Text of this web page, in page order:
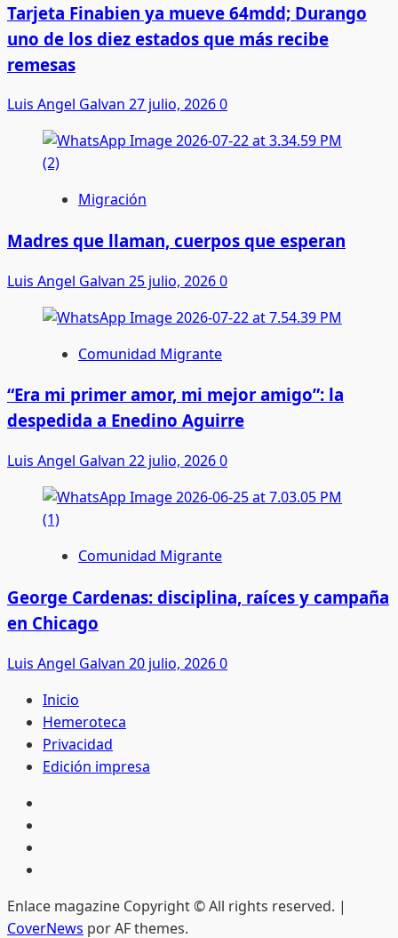
Tarjeta Finabien ya mueve 64mdd; Durango
uno de los diez estados que más recibe
remesas
Luis Angel Galvan 27 julio, 20260
Migración
Madres que llaman, cuerpos que esperan
Luis Angel Galvan 25 julio, 20260
Comunidad Migrante
“Era mi primer amor, mi mejor amigo”: la
despedida a Enedino Aguirre
Luis Angel Galvan 22 julio, 20260
Comunidad Migrante
George Cardenas: disciplina, raíces y campaña
en Chicago
Luis Angel Galvan 20 julio, 20260
Inicio
Hemeroteca
Privacidad
Edición impresa
Enlace magazine Copyright © All rights reserved. |
CoverNews por AF themes.